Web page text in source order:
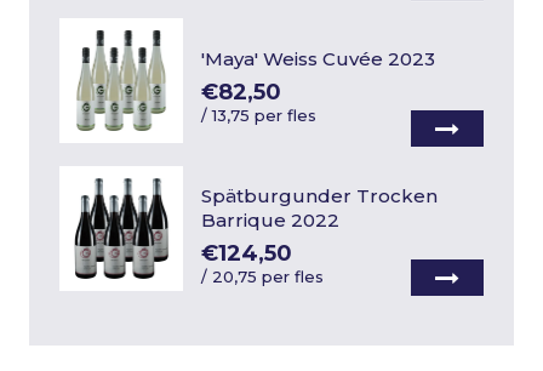
'Maya' Weiss Cuvée 2023
€82,50
/13,75 per fles
Spätburgunder Trocken
Barrique 2022
€124,50
/ 20,75 per fles